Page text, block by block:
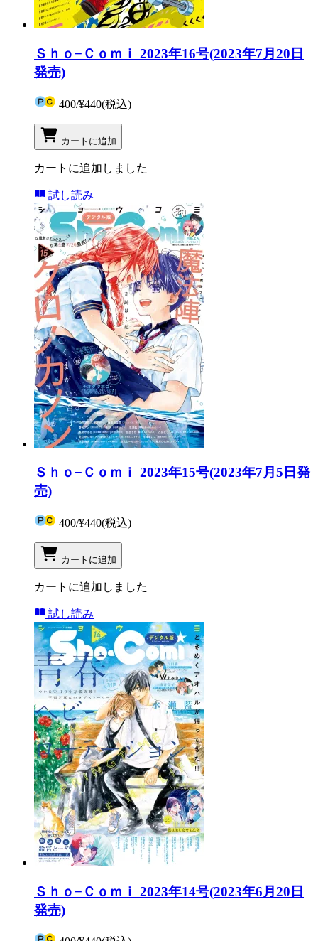
Ｓｈｏ−Ｃｏｍｉ 2023年16号(2023年7月20日
発売)
400/¥440(税込)
カートに追加
カートに追加しました
試し読み
Ｓｈｏ−Ｃｏｍｉ 2023年15号(2023年7月5日発
売)
400/¥440(税込)
カートに追加
カートに追加しました
試し読み
Ｓｈｏ−Ｃｏｍｉ 2023年14号(2023年6月20日
発売)